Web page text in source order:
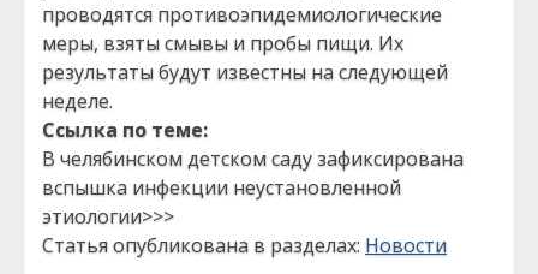
проводятся противоэпидемиологические
меры, взяты смывы и пробы пищи. Их
результаты будут известны на следующей
неделе.
Ссылка по теме:
В челябинском детском саду зафиксирована
вспышка инфекции неустановленной
этиологии>>>
Статья опубликована в разделах: Новости